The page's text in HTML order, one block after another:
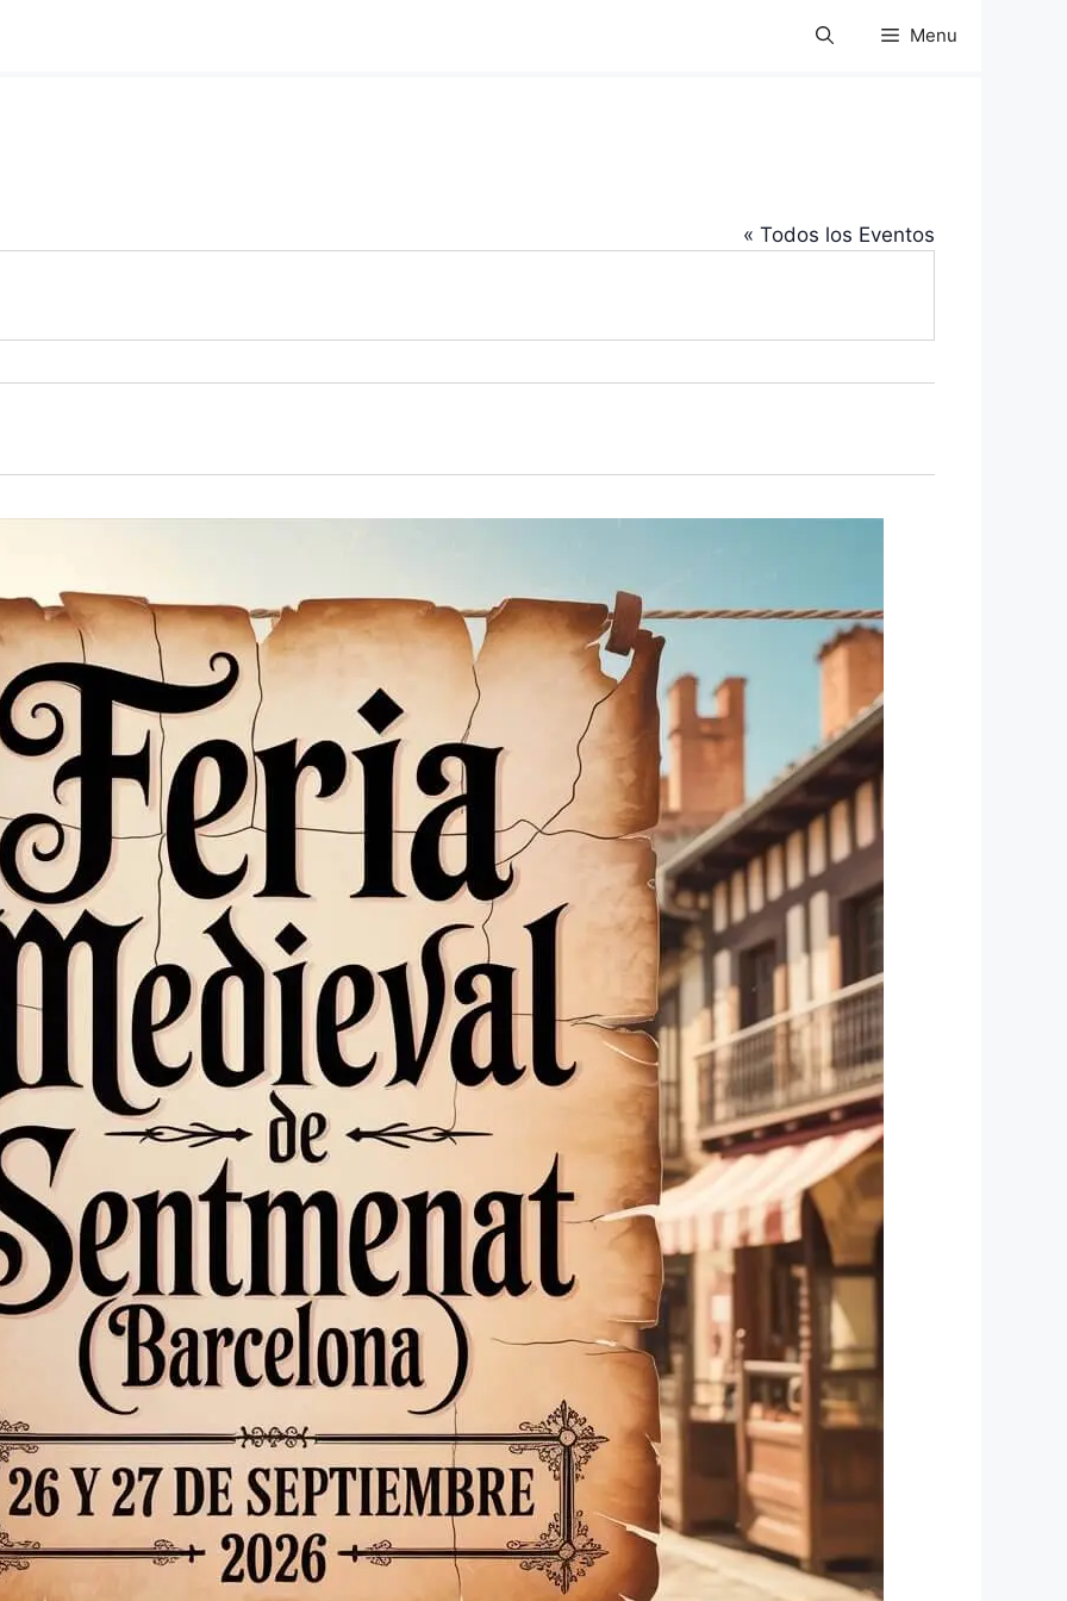
Menu
« Todos los Eventos